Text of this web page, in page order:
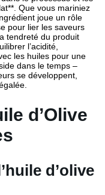
Que vous mariniez
joue un rôle
pour lier les saveurs
tendreté du produit
l’acidité,
les huiles pour une
dans le temps –
se développent,
d’Olive
d’olive